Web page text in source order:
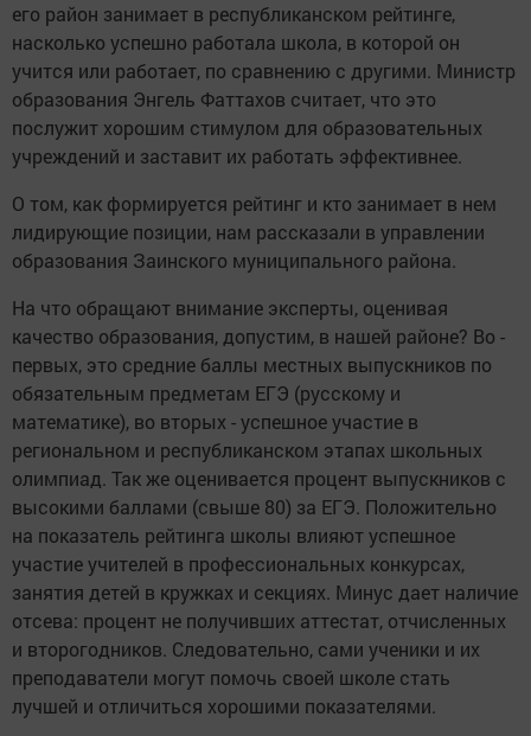
его район занимает в республиканском рейтинге,
насколько успешно работала школа, в которой он
учится или работает, по сравнению с другими. Министр
образования Энгель Фаттахов считает, что это
послужит хорошим стимулом для образовательных
учреждений и заставит их работать эффективнее.
О том, как формируется рейтинг и кто занимает в нем
лидирующие позиции, нам рассказали в управлении
образования Заинского муниципального района.
На что обращают внимание эксперты, оценивая
качество образования, допустим, в нашей районе? Во -
первых, это средние баллы местных выпускников по
обязательным предметам ЕГЭ (русскому и
математике), во вторых - успешное участие в
региональном и республиканском этапах школьных
олимпиад. Так же оценивается процент выпускников с
высокими баллами (свыше 80) за ЕГЭ. Положительно
на показатель рейтинга школы влияют успешное
участие учителей в профессиональных конкурсах,
занятия детей в кружках и секциях. Минус дает наличие
отсева: процент не получивших аттестат, отчисленных
и второгодников. Следовательно, сами ученики и их
преподаватели могут помочь своей школе стать
лучшей и отличиться хорошими показателями.